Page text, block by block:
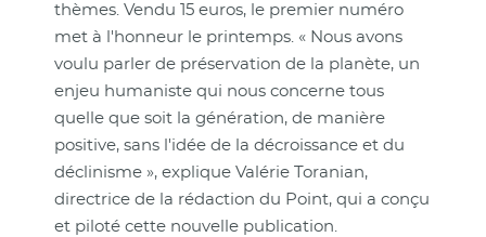
thèmes. Vendu 15 euros, le premier numéro
met à l'honneur le printemps. « Nous avons
voulu parler de préservation de la planète, un
enjeu humaniste qui nous concerne tous
quelle que soit la génération, de manière
positive, sans l'idée de la décroissance et du
déclinisme », explique Valérie Toranian,
directrice de la rédaction du Point, qui a conçu
et piloté cette nouvelle publication.